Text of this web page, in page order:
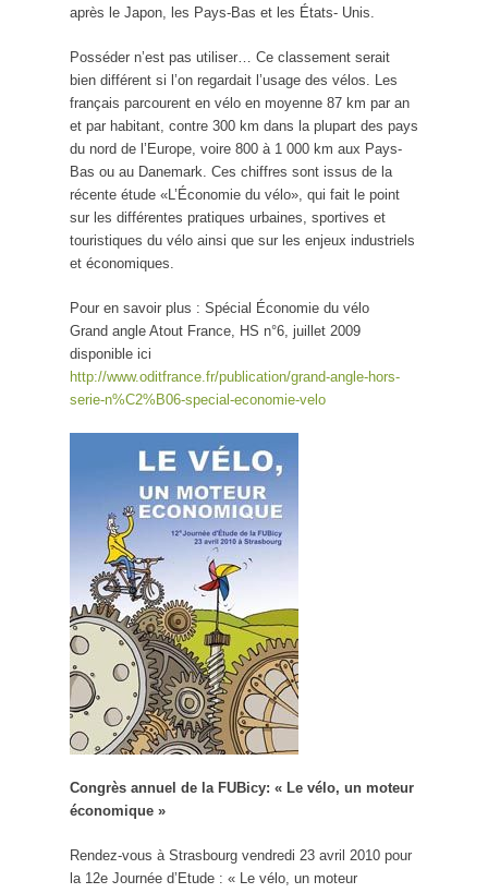
après le Japon, les Pays-Bas et les États- Unis.
Posséder n’est pas utiliser… Ce classement serait
bien différent si l’on regardait l’usage des vélos. Les
français parcourent en vélo en moyenne 87 km par an
et par habitant, contre 300 km dans la plupart des pays
du nord de l’Europe, voire 800 à 1 000 km aux Pays-
Bas ou au Danemark. Ces chiffres sont issus de la
récente étude «L’Économie du vélo», qui fait le point
sur les différentes pratiques urbaines, sportives et
touristiques du vélo ainsi que sur les enjeux industriels
et économiques.
Pour en savoir plus : Spécial Économie du vélo
Grand angle Atout France, HS n°6, juillet 2009
disponible ici
http://www.oditfrance.fr/publication/grand-angle-hors-
serie-n%C2%B06-special-economie-velo
Congrès annuel de la FUBicy: « Le vélo, un moteur
économique »
Rendez-vous à Strasbourg vendredi 23 avril 2010 pour
la 12e Journée d’Etude : « Le vélo, un moteur